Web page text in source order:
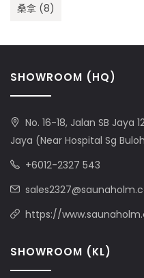
桑拿 (8)
SHOWROOM (HQ)
No. 16-18, Jalan SB Jaya
Jaya (Near Hospital Sg
+6012-2327 543
https://
SHOWROOM (KL)